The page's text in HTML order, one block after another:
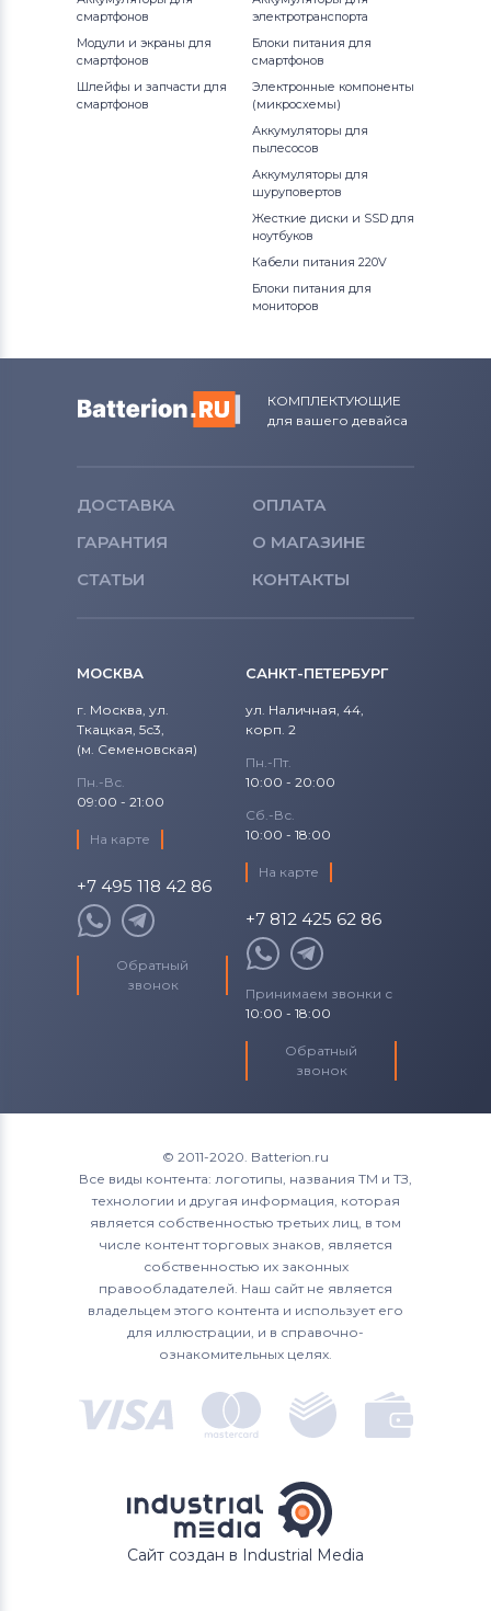
смартфонов
Модули и экраны для
смартфонов
Шлейфы и запчасти для
смартфонов
электротранспорта
Блоки питания для
смартфонов
Электронные компоненты
(микросхемы)
Аккумуляторы для
пылесосов
Аккумуляторы для
шуруповертов
Жесткие диски и SSD для
ноутбуков
Кабели питания 220V
Блоки питания для
мониторов
КОМПЛЕКТУЮЩИЕ
для вашего девайса
ДОСТАВКА
ОПЛАТА
ГАРАНТИЯ
О МАГАЗИНЕ
СТАТЬИ
КОНТАКТЫ
МОСКВА
г. Москва, ул.
Ткацкая, 5с3,
(м. Семеновская)
Пн.-Вс.
09:00 - 21:00
На карте
+7 495 118 42 86
Обратный
звонок
САНКТ-ПЕТЕРБУРГ
ул. Наличная, 44,
корп. 2
Пн.-Пт.
10:00 - 20:00
Сб.-Вс.
10:00 - 18:00
На карте
+7 812 425 62 86
Принимаем звонки с
10:00 - 18:00
Обратный
звонок
© 2011-2020. Batterion.ru
Все виды контента: логотипы, названия ТМ и ТЗ,
технологии и другая информация, которая
является собственностью третьих лиц, в том
числе контент торговых знаков, является
собственностью их законных
правообладателей. Наш сайт не является
владельцем этого контента и использует его
для иллюстрации, и в справочно-
ознакомительных целях.
Сайт создан в Industrial Media